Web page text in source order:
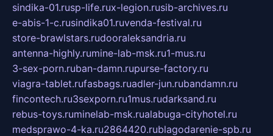
sindika-01.rusp-life.rux-legion.rusib-archives.ru
e-abis-1-c.rusindika01.ruvenda-festival.ru
store-brawlstars.rudooraleksandria.ru
antenna-highly.rumine-lab-msk.ru1-mus.ru
3-sex-porn.ruban-damn.rupurse-factory.ru
viagra-tablet.rufasbags.ruadler-jun.rubandamn.ru
fincontech.ru3sexporn.ru1mus.rudarksand.ru
rebus-toys.ruminelab-msk.rualabuga-cityhotel.ru
medsprawo-4-ka.ru2864420.rublagodarenie-spb.ru